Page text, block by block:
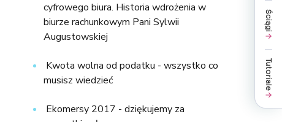
Ściągi
Tutoriale
cyfrowego biura. Historia wdrożenia w
biurze rachunkowym Pani Sylwii
Augustowskiej
Kwota wolna od podatku - wszystko co
musisz wiedzieć
Ekomersy 2017 - dziękujemy za